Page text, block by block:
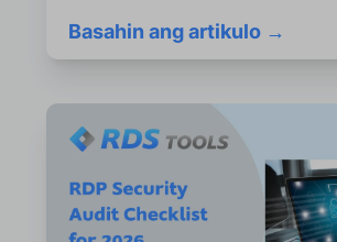
Basahin ang artikulo →